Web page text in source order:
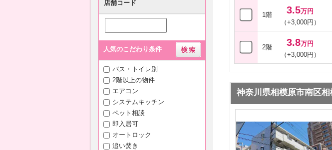
店舗コード
人気のこだわり条件
バス・トイレ別
2階以上の物件
エアコン
システムキッチン
ペット相談
即入居可
オートロック
追い焚き
1階 3.5万円
（+3,000円）
2階 3.8万円
（+3,000円）
神奈川県相模原市南区